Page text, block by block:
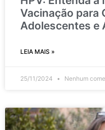
Vacinação para
Adolescentes e
LEIA MAIS »
25/11/2024 Nenhum